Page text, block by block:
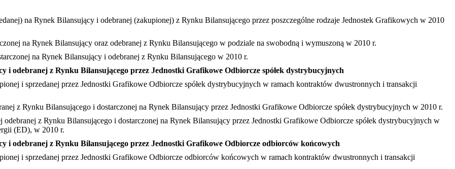
na Rynek Bilansujący i odebranej (zakupionej) z Rynku Bilansującego przez poszczególne rodzaje Jednostek Grafikowych w 2010
na Rynek Bilansujący oraz odebranej z Rynku Bilansującego w podziale na swobodną i wymuszoną w 2010 r.
na Rynek Bilansujący i odebranej z Rynku Bilansującego w 2010 r.
i odebranej z Rynku Bilansującego przez Jednostki Grafikowe Odbiorcze spółek dystrybucyjnych
i sprzedanej przez Jednostki Grafikowe Odbiorcze spółek dystrybucyjnych w ramach kontraktów dwustronnych i transakcji
z Rynku Bilansującego i dostarczonej na Rynek Bilansujący przez Jednostki Grafikowe Odbiorcze spółek dystrybucyjnych w 2010 r.
odebranej z Rynku Bilansującego i dostarczonej na Rynek Bilansujący przez Jednostki Grafikowe Odbiorcze spółek dystrybucyjnych w
(ED), w 2010 r.
i odebranej z Rynku Bilansującego przez Jednostki Grafikowe Odbiorcze odbiorców końcowych
i sprzedanej przez Jednostki Grafikowe Odbiorcze odbiorców końcowych w ramach kontraktów dwustronnych i transakcji